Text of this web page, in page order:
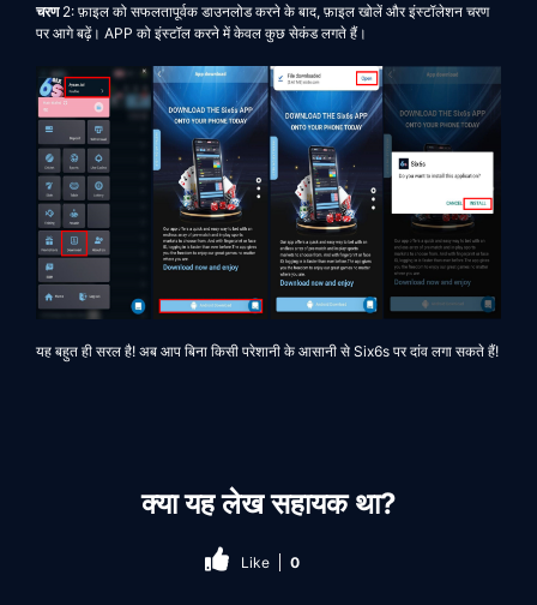
चरण 2: फ़ाइल को सफलतापूर्वक डाउनलोड करने के बाद, फ़ाइल खोलें और इंस्टॉलेशन चरण
पर आगे बढ़ें। APP को इंस्टॉल करने में केवल कुछ सेकंड लगते हैं।
यह बहुत ही सरल है! अब आप बिना किसी परेशानी के आसानी से Six6s पर दांव लगा सकते हैं!
क्या यह लेख सहायक था?
Like 0